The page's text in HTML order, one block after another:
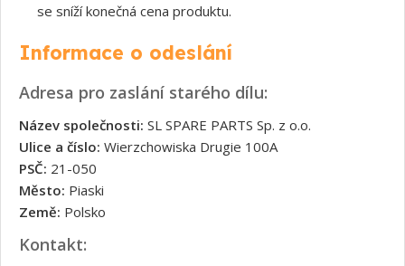
se sníží konečná cena produktu.
Informace o odeslání
Adresa pro zaslání starého dílu:
Název společnosti: SL SPARE PARTS Sp. z o.o.
Ulice a číslo: Wierzchowiska Drugie 100A
PSČ: 21-050
Město: Piaski
Země: Polsko
Kontakt: